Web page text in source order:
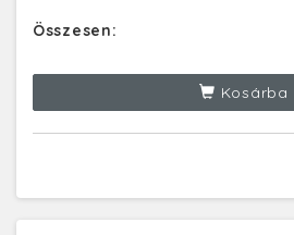
Összesen:
Kosárba